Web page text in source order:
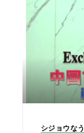
シジョウなう